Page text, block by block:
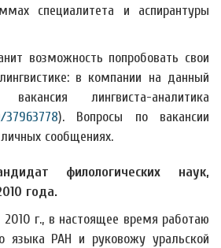
специалитета и аспирантуры
возможность попробовать свои
в компании на данный
лингвиста-аналитика
). Вопросы по вакансии
сообщениях.
филологических наук,
года.
г., в настоящее время работаю
языка РАН и руковожу уральской